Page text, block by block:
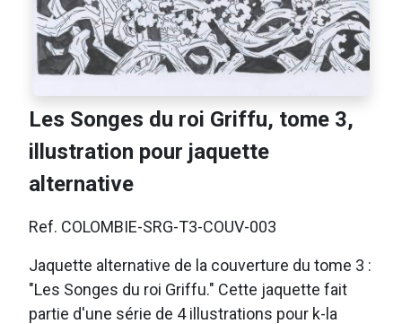
Les Songes du roi Griffu, tome 3,
illustration pour jaquette
alternative
Ref. COLOMBIE-SRG-T3-COUV-003
Jaquette alternative de la couverture du tome 3 :
"Les Songes du roi Griffu." Cette jaquette fait
partie d'une série de 4 illustrations pour k-la